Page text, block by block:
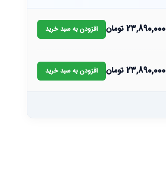
23,890,000تومان افزودن به سبد خرید
23,890,000تومان افزودن به سبد خرید